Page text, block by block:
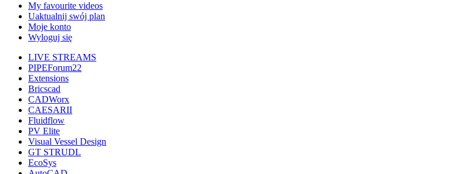
My favourite videos
Uaktualnij swój plan
Moje konto
Wyloguj się
LIVE STREAMS
PIPEForum22
Extensions
Bricscad
CADWorx
CAESARII
Fluidflow
PV Elite
Visual Vessel Design
GT STRUDL
EcoSys